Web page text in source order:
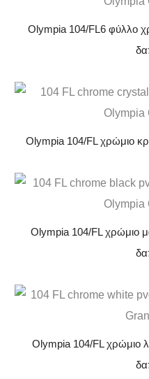
Olympia 104/FL6 φύλλο
Olympia 104/FL χρώμιο
Olympia 104/FL χρώμιο
Olympia 104/FL χρώμιο